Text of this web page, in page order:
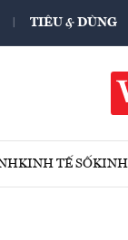
TIÊU & DÙNG
KINH TẾ SỐKINH